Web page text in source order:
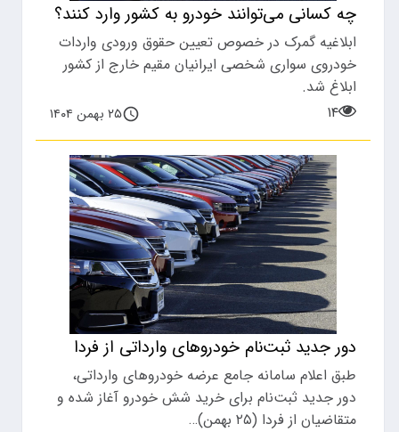
چه کسانی می‌توانند خودرو به کشور وارد کنند؟
ابلاغیه گمرک در خصوص تعیین حقوق ورودی واردات
خودروی سواری شخصی ایرانیان مقیم خارج از کشور
ابلاغ شد.
۱۴
۲۵ بهمن ۱۴۰۴
دور جدید ثبت‌نام خودروهای وارداتی از فردا
طبق اعلام سامانه جامع عرضه خودروهای وارداتی،
دور جدید ثبت‌نام برای خرید شش خودرو آغاز شده و
متقاضیان از فردا (۲۵ بهمن)…